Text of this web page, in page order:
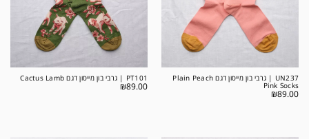
UN237 | גרבי בון מייסון דגם Plain Peach
Pink Socks
₪89.00
PT101 | גרבי בון מייסון דגם Cactus Lamb
₪89.00